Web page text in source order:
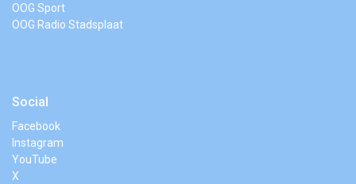
OOG Sport
OOG Radio Stadsplaat
Social
Facebook
Instagram
YouTube
X